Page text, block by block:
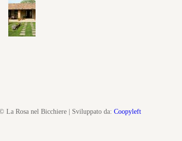
La Rosa nel Bicchiere | Sviluppato da: Coopyleft